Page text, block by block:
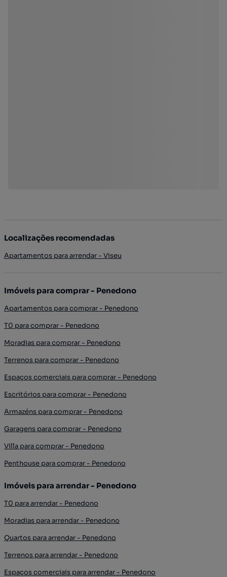
Localizações recomendadas
Apartamentos para arrendar - Viseu
Imóveis para comprar - Penedono
Apartamentos para comprar - Penedono
T0 para comprar - Penedono
Moradias para comprar - Penedono
Terrenos para comprar - Penedono
Espaços comerciais para comprar - Penedono
Escritórios para comprar - Penedono
Armazéns para comprar - Penedono
Garagens para comprar - Penedono
Villa para comprar - Penedono
Penthouse para comprar - Penedono
Imóveis para arrendar - Penedono
T0 para arrendar - Penedono
Moradias para arrendar - Penedono
Quartos para arrendar - Penedono
Terrenos para arrendar - Penedono
Espaços comerciais para arrendar - Penedono